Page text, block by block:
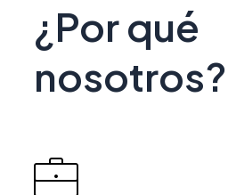
¿Por qué
nosotros?